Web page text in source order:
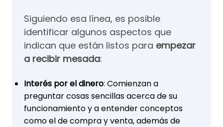
Siguiendo esa línea, es posible
identificar algunos aspectos que
indican que están listos para empezar
a recibir mesada:
Interés por el dinero: Comienzan a
preguntar cosas sencillas acerca de su
funcionamiento y a entender conceptos
como el de compra y venta, además de